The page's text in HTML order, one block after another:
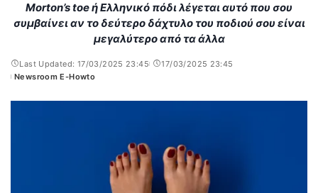
Morton’s toe ή Ελληνικό πόδι λέγεται αυτό που σου
συμβαίνει αν το δεύτερο δάχτυλο του ποδιού σου είναι
μεγαλύτερο από τα άλλα
Last Updated: 17/03/2025 23:45
17/03/2025 23:45
Posted
Newsroom E-Howto